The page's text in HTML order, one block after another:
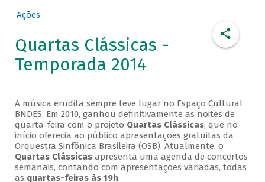
Ações
Quartas Clássicas -
Temporada 2014
A música erudita sempre teve lugar no Espaço Cultural
BNDES. Em 2010, ganhou definitivamente as noites de
quarta-feira com o projeto Quartas Clássicas, que no
início oferecia ao público apresentações gratuitas da
Orquestra Sinfônica Brasileira (OSB). Atualmente, o
Quartas Clássicasapresenta uma agenda de concertos
semanais, contando com apresentações variadas, todas
as quartas-feiras às 19h.